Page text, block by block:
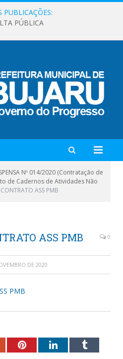
PUBLICAÇÕES:
PÚBLICA
Nº 014/2020 (Contratação de
de Cadernos de Atividades Não
ASS PMB
ASS PMB 0
DE 2020
PMB
PinterestLinkedInTumblr